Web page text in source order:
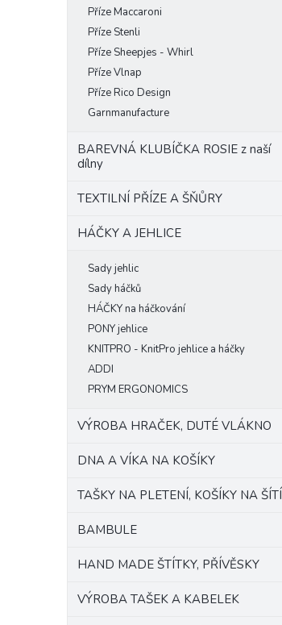
Příze Maccaroni
Příze Stenli
Příze Sheepjes - Whirl
Příze Vlnap
Příze Rico Design
Garnmanufacture
BAREVNÁ KLUBÍČKA ROSIE z naší
dílny
TEXTILNÍ PŘÍZE A ŠŇŮRY
HÁČKY A JEHLICE
Sady jehlic
Sady háčků
HÁČKY na háčkování
PONY jehlice
KNITPRO - KnitPro jehlice a háčky
ADDI
PRYM ERGONOMICS
VÝROBA HRAČEK, DUTÉ VLÁKNO
DNA A VÍKA NA KOŠÍKY
TAŠKY NA PLETENÍ, KOŠÍKY NA ŠÍTÍ
BAMBULE
HAND MADE ŠTÍTKY, PŘÍVĚSKY
VÝROBA TAŠEK A KABELEK